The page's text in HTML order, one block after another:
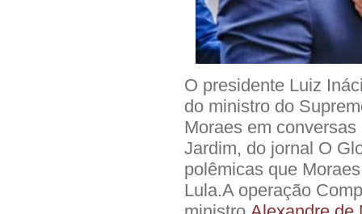
O presidente Luiz
do ministro do
Moraes em
Jardim, do jornal O
polêmicas que
Lula.A operação